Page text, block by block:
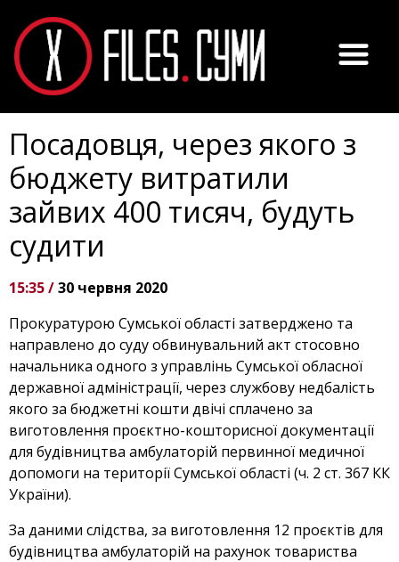
Посадовця, через якого з
бюджету витратили
зайвих 400 тисяч, будуть
судити
15:35 /30 червня 2020
Прокуратурою Сумської області затверджено та
направлено до суду обвинувальний акт стосовно
начальника одного з управлінь Сумської обласної
державної адміністрації, через службову недбалість
якого за бюджетні кошти двічі сплачено за
виготовлення проєктно-кошторисної документації
для будівництва амбулаторій первинної медичної
допомоги на території Сумської області (ч. 2 ст. 367 КК
України).
За даними слідства, за виготовлення 12 проєктів для
будівництва амбулаторій на рахунок товариства